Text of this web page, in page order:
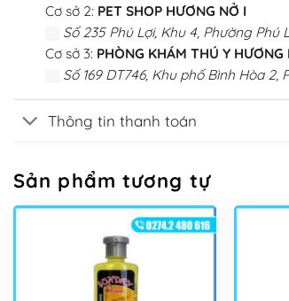
Cơ sở 2: PET SHOP HƯƠNG NỞ I
Số 235 Phú Lợi, Khu 4, Phường Phú
Cơ sở 3: PHÒNG KHÁM THÚ Y HƯƠNG
Số 169 DT746, Khu phố Bình Hòa
Thông tin thanh toán
Sản phẩm tương tự